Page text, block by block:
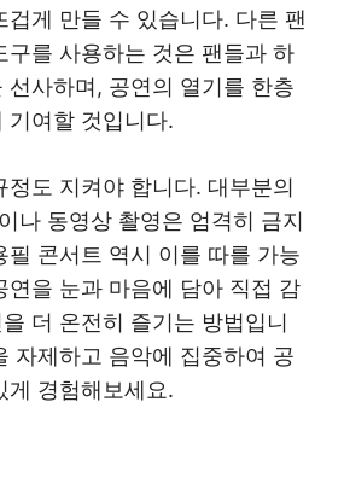
겁게 만들 수 있습니다. 다른 팬
구를 사용하는 것은 팬들과 하
선사하며, 공연의 열기를 한층
기여할 것입니다.
정도 지켜야 합니다. 대부분의
나 동영상 촬영은 엄격히 금지
필 콘서트 역시 이를 따를 가능
연을 눈과 마음에 담아 직접 감
더 온전히 즐기는 방법입니
자제하고 음악에 집중하여 공
게 경험해보세요.